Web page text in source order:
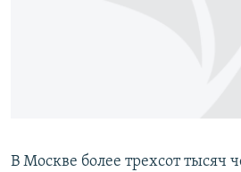
В Москве более трехсот тысяч